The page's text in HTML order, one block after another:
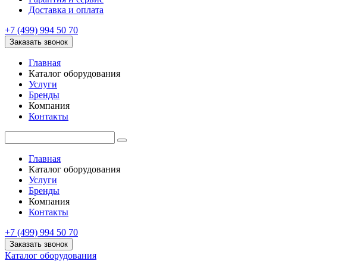
Доставка и оплата
+7 (499) 994 50 70
Заказать звонок
Главная
Каталог оборудования
Услуги
Бренды
Компания
Контакты
Главная
Каталог оборудования
Услуги
Бренды
Компания
Контакты
+7 (499) 994 50 70
Заказать звонок
Каталог оборудования